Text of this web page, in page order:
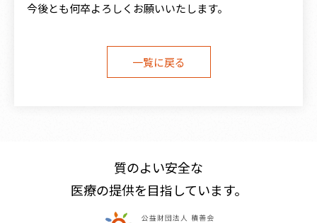
問看護 ひなた
241-0014 横浜市旭区市沢町1081
今後とも何卒よろしくお願いいたします。
一覧に戻る
質のよい安全な
医療の提供を目指しています。